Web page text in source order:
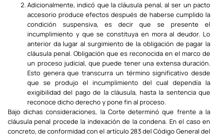
Adicionalmente, indicó que la cláusula penal, al ser un pacto
accesorio produce efectos después de haberse cumplido la
condición suspensiva, es decir que se presente el
incumplimiento y que se constituya en mora al deudor. Lo
anterior da lugar al surgimiento de la obligación de pagar la
cláusula penal. Obligación que es reconocida en el marco de
un proceso judicial, que puede tener una extensa duración.
Esto genera que transcurra un término significativo desde
que se produjo el incumplimiento del cual dependía la
exigibilidad del pago de la cláusula, hasta la sentencia que
reconoce dicho derecho y pone fin al proceso.
Bajo dichas consideraciones, la Corte determinó que frente a la
cláusula penal procede la indexación de la condena. En el caso en
concreto, de conformidad con el artículo 283 del Código General del